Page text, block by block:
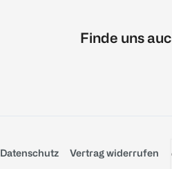
Finde uns
Datenschutz Vertrag widerrufen